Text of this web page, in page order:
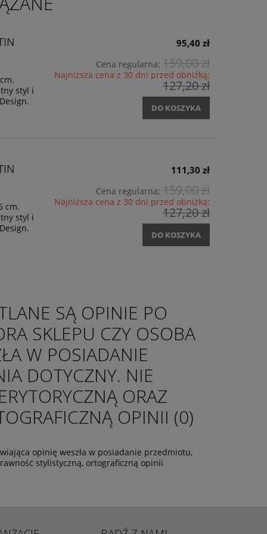
styl i
95,40 zł
Cena regularna: 159,00 zł
Najniższa cena z 30 dni przed obniżką:
127,20 zł
DO KOSZYKA
cm.
styl i
111,30 zł
Cena regularna: 159,00 zł
Najniższa cena z 30 dni przed obniżką:
127,20 zł
DO KOSZYKA
SĄ OPINIE PO
SKLEPU CZY OSOBA
W POSIADANIE
DOTYCZNY. NIE
ORAZ
OPINII (0)
opinię weszła w posiadanie przedmiotu,
stylistyczną, ortograficzną opinii